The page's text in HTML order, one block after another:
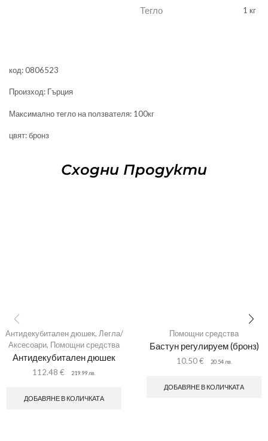
Тегло 1 кг
код: 0806523
Произход: Гърция
Максимално тегло на ползвателя: 100кг
цвят: бронз
Сходни Продукти
Антидекубитален дюшек, Легла/
Аксесоари, Помощни средства
Антидекубитален дюшек
112.48 € 219.99 лв.
ДОБАВЯНЕ В КОЛИЧКАТА
Помощни средства
Бастун регулируем (бронз)
10.50€ 20.54 лв.
ДОБАВЯНЕ В КОЛИЧКАТА